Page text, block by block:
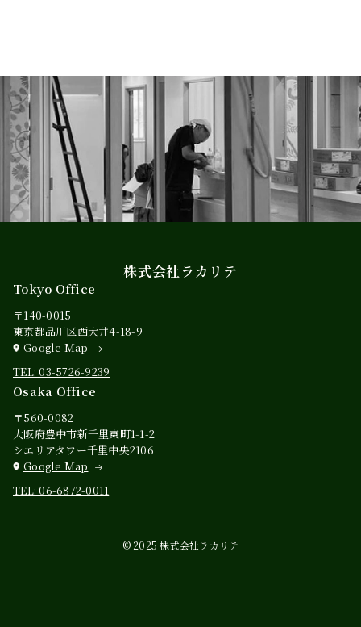
株式会社ラカリテ
Tokyo Office
〒140-0015
東京都品川区西大井4-18-9
Google Map
TEL: 03-5726-9239
Osaka Office
〒560-0082
大阪府豊中市新千里東町1-1-2
シエリアタワー千里中央2106
Google Map
TEL: 06-6872-0011
© 2025 株式会社ラカリテ